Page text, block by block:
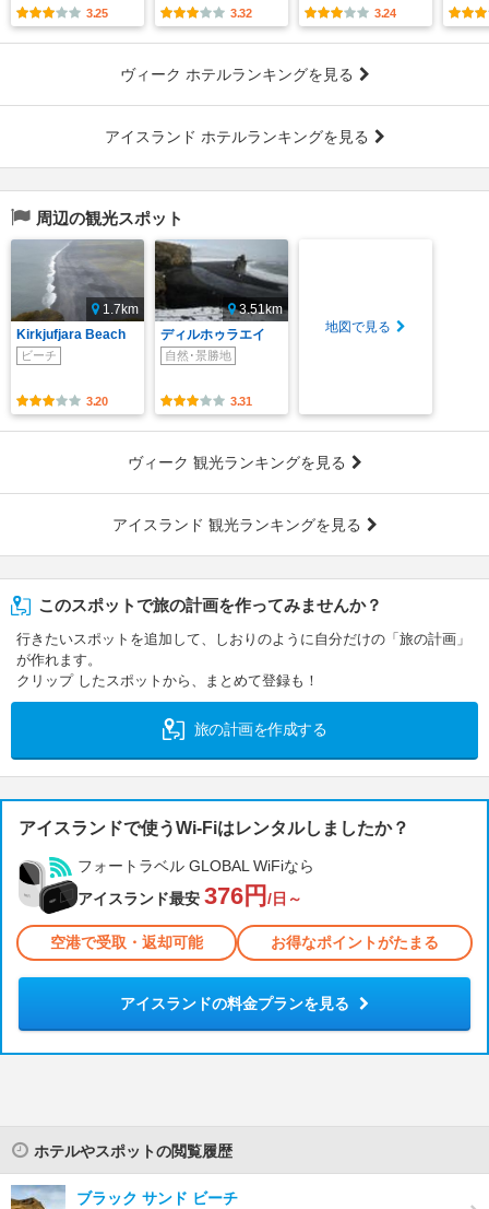
3.25 3.32 3.24
ヴィーク ホテルランキングを見る
アイスランド ホテルランキングを見る
周辺の観光スポット
1.7km
Kirkjufjara Beach
ビーチ
3.20
3.51km
ディルホゥラエイ
自然･景勝地
3.31
地図で見る
ヴィーク 観光ランキングを見る
アイスランド 観光ランキングを見る
このスポットで旅の計画を作ってみませんか？
行きたいスポットを追加して、しおりのように自分だけの「旅の計画」
が作れます。
クリップ したスポットから、まとめて登録も！
旅の計画を作成する
アイスランドで使うWi-Fiはレンタルしましたか？
フォートラベル GLOBAL WiFiなら
アイスランド最安 376円 /日～
空港で受取・返却可能 お得なポイントがたまる
アイスランドの料金プランを見る
ホテルやスポットの閲覧履歴
ブラック サンド ビーチ